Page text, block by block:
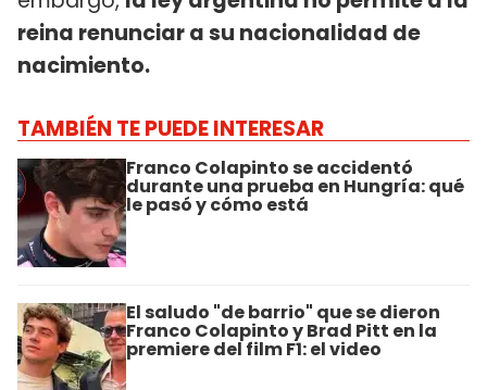
reina renunciar a su nacionalidad de
nacimiento.
TAMBIÉN TE PUEDE INTERESAR
Franco Colapinto se accidentó
durante una prueba en Hungría: qué
le pasó y cómo está
El saludo "de barrio" que se dieron
Franco Colapinto y Brad Pitt en la
premiere del film F1: el video